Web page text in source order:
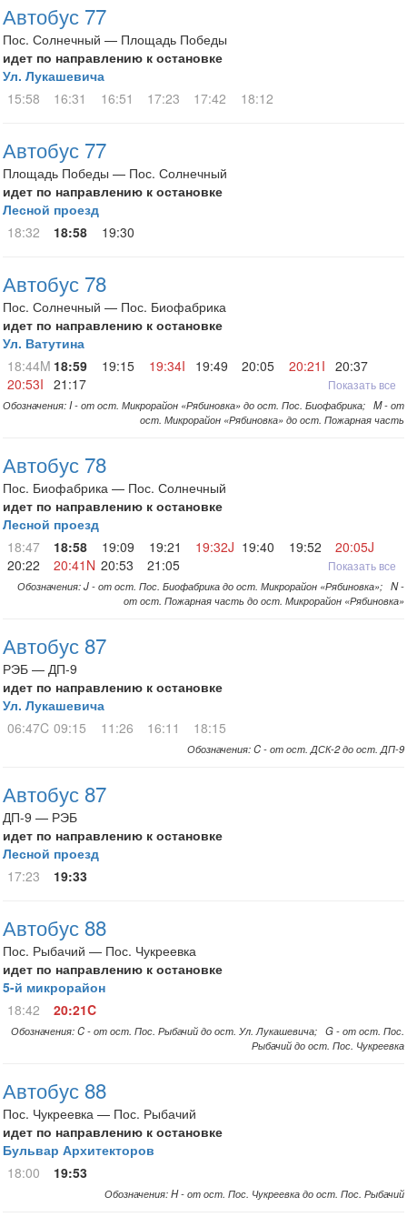
Автобус 77
Пос. Солнечный — Площадь Победы
идет по направлению к остановке
Ул. Лукашевича
15:58
16:31 16:51 17:23 17:42 18:12
Автобус 77
Площадь Победы — Пос. Солнечный
идет по направлению к остановке
Лесной проезд
18:32
18:58 19:30
Автобус 78
Пос. Солнечный — Пос. Биофабрика
идет по направлению к остановке
Ул. Ватутина
18:44M 18:59 19:15 19:34I 19:49 20:05 20:21I 20:37
20:53I
21:17 Показать все
Обозначения: I - от ост. Микрорайон «Рябиновка» до ост. Пос. Биофабрика; M - от
ост. Микрорайон «Рябиновка» до ост. Пожарная часть
Автобус 78
Пос. Биофабрика — Пос. Солнечный
идет по направлению к остановке
Лесной проезд
18:47
18:58 19:09 19:21 19:32J 19:40 19:52
20:05J
20:22
20:41N 20:53 21:05 Показать все
Обозначения: J - от ост. Пос. Биофабрика до ост. Микрорайон «Рябиновка»; N -
от ост. Пожарная часть до ост. Микрорайон «Рябиновка»
Автобус 87
РЭБ — ДП-9
идет по направлению к остановке
Ул. Лукашевича
06:47C 09:15 11:26 16:11 18:15
Обозначения: C - от ост. ДСК-2 до ост. ДП-9
Автобус 87
ДП-9 — РЭБ
идет по направлению к остановке
Лесной проезд
17:23
19:33
Автобус 88
Пос. Рыбачий — Пос. Чукреевка
идет по направлению к остановке
5-й микрорайон
18:42
20:21C
Обозначения: C - от ост. Пос. Рыбачий до ост. Ул. Лукашевича; G - от ост. Пос.
Рыбачий до ост. Пос. Чукреевка
Автобус 88
Пос. Чукреевка — Пос. Рыбачий
идет по направлению к остановке
Бульвар Архитекторов
18:00
19:53
Обозначения: H - от ост. Пос. Чукреевка до ост. Пос. Рыбачий